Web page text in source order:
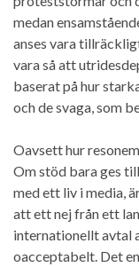
medan
anses vara
vara så att
baserat på hur
och de svaga, som
Oavsett hur
Om stöd bara ges
med ett liv i media,
att ett nej från ett
internationellt avtal
oacceptabelt. Det